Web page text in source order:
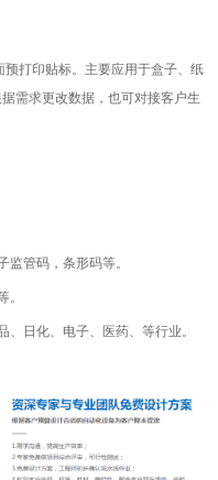
打印贴标。主要应用于盒子、纸
需求更改数据，也可对接客户生
监管码，条形码等。
。
、日化、电子、医药、等行业。